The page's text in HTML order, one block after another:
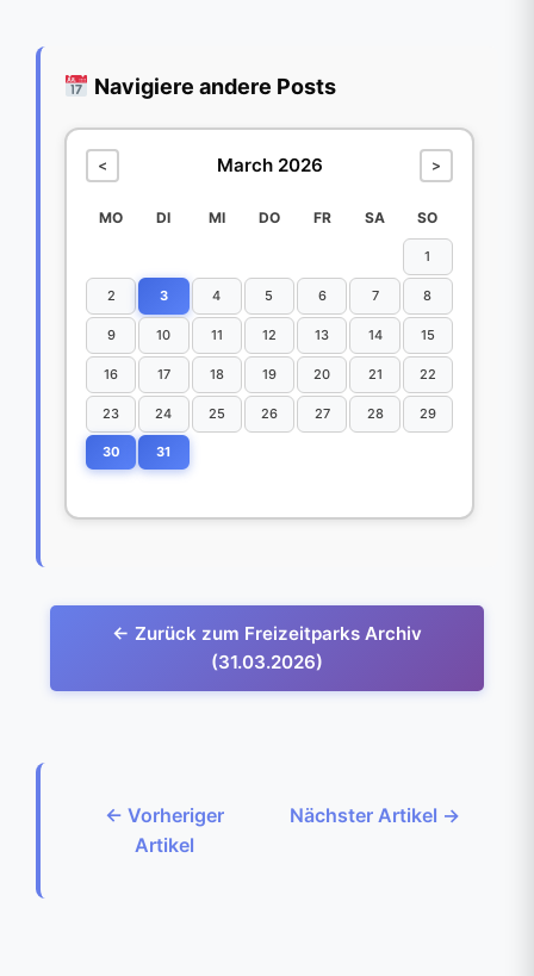
Navigiere andere Posts
< March 2026 >
MO DI MI DO FR SA SO
1
2 3 4 5 6 7 8
9 10 11 12 13 14 15
16 17 18 19 20 21 22
23 24 25 26 27 28 29
30 31
← Zurück zum Freizeitparks Archiv
(31.03.2026)
← Vorheriger
Artikel
Nächster Artikel →